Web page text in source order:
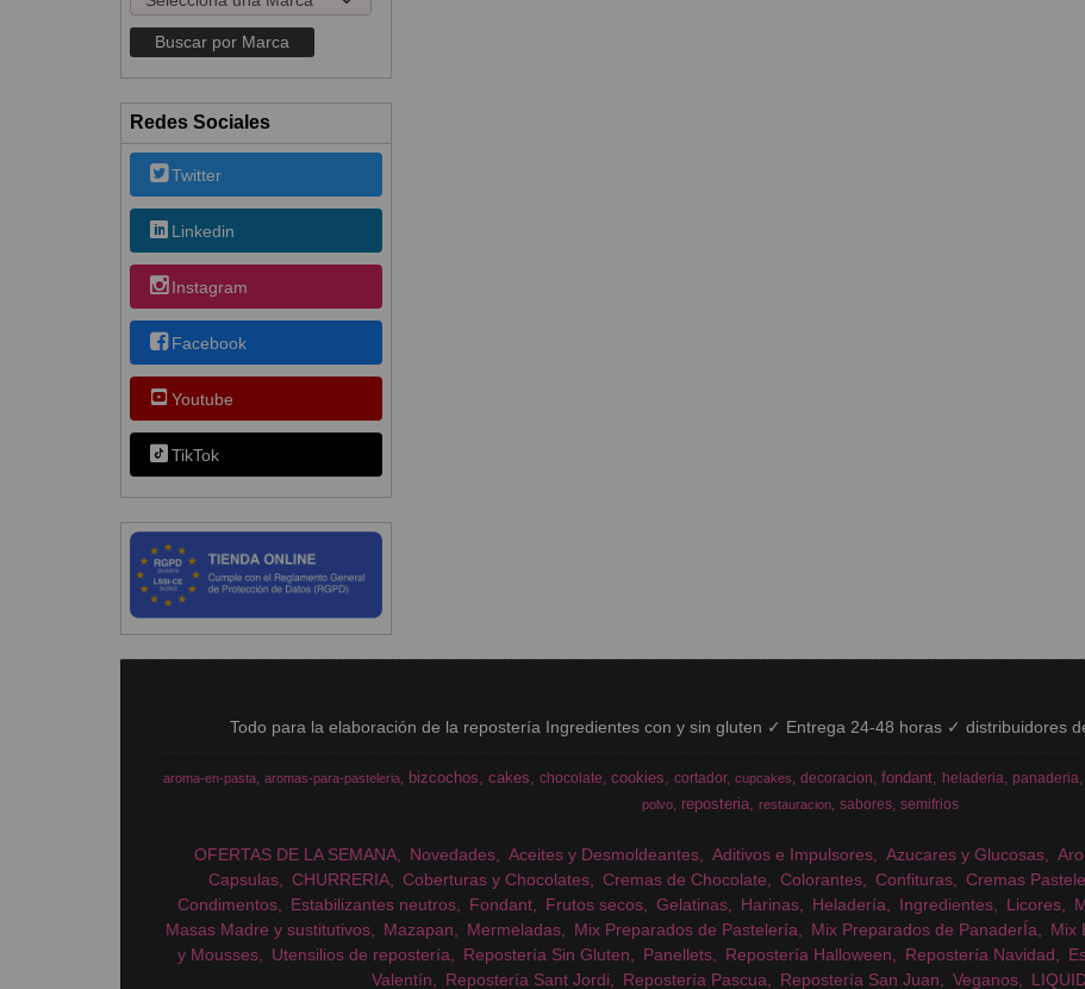
Redes Sociales
Twitter
Linkedin
Instagram
Facebook
Youtube
TikTok
Todo para la elaboración de la repostería Ingredientes con y sin gluten ✓ Entrega 24-48 horas ✓ distribuidores
aroma-en-pasta aromas-para-pasteleria bizcochos cakes chocolate cookies cortador cupcakes decoracion fondant heladeria panaderia
polvo
reposteria restauracion sabores semifrios
OFERTAS DE LA SEMANA Novedades Aceites y Desmoldeantes Aditivos e Impulsores Azucares y Glucosas
Capsulas
CHURRERIA Coberturas y Chocolates Cremas de Chocolate Colorantes Confituras Cremas
Condimentos
Estabilizantes neutros Fondant Frutos secos Gelatinas Harinas Heladería Ingredientes Licores
Masas Madre y sustitutivos
Mazapan Mermeladas Mix Preparados de Pastelería Mix Preparados de PanaderÍa Mix
y Mousses
Utensilios de repostería Repostería Sin Gluten Panellets Repostería Halloween Repostería Navidad
Valentín
Repostería Sant Jordi Repostería Pascua Repostería San Juan Veganos